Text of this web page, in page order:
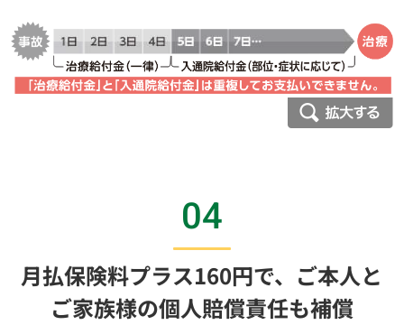
04
月払保険料プラス160円で、ご本人と
ご家族様の個人賠償責任も補償